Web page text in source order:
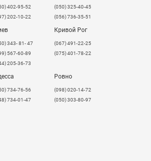
402-95-52
202-10-22
(050) 325-40-45
(056) 736-35-51
343- 81- 47
567-60-89
205-36-73
Кривой Рог
(067) 491-22-25
(075) 401-78-22
734-76-56
734-01-47
Ровно
(098) 020-14-72
(050) 303-80-97